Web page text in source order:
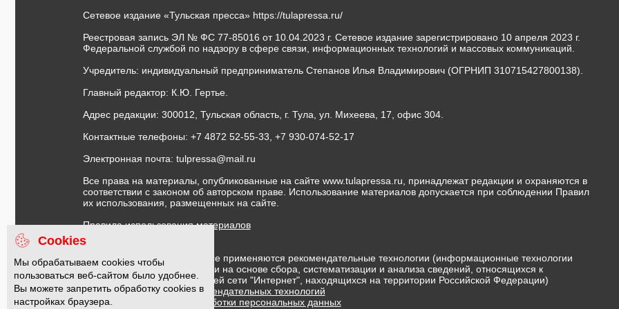
Сетевое издание «Тульская пресса» https://tulapressa.ru/
Реестровая запись ЭЛ № ФС 77-85016 от 10.04.2023 г. Сетевое издание зарегистрировано 10 апреля 2023 г.
Федеральной службой по надзору в сфере связи, информационных технологий и массовых коммуникаций.
Учредитель: индивидуальный предприниматель Степанов Илья Владимирович (ОГРНИП 310715427800138).
Главный редактор: К.Ю. Гертье.
Адрес редакции: 300012, Тульская область, г. Тула, ул. Михеева, 17, офис 304.
Контактные телефоны: +7 4872 52-55-33, +7 930-074-52-17
Электронная почта: tulpressa@mail.ru
Все права на материалы, опубликованные на сайте www.tulapressa.ru, принадлежат редакции и охраняются в
соответствии с законом об авторском праве. Использование материалов допускается при соблюдении Правил
их использования, размещенных на сайте.
Правила использования материалов
Договор публичной оферты
На информационном ресурсе применяются рекомендательные технологии (информационные технологии
предоставления информации на основе сбора, систематизации и анализа сведений, относящихся к
предпочтениям пользователей сети "Интернет", находящихся на территории Российской Федерации)
Правила применения рекомендательных технологий
Политика в отношении обработки персональных данных
Cookies
Мы обрабатываем cookies чтобы
пользоваться веб-сайтом было удобнее.
Вы можете запретить обработку cookies в
настройках браузера.